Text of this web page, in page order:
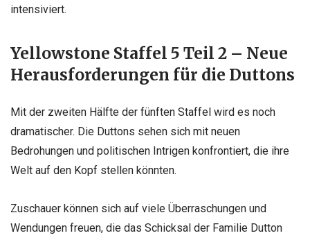
intensiviert.
Yellowstone Staffel 5 Teil 2 – Neue
Herausforderungen für die Duttons
Mit der zweiten Hälfte der fünften Staffel wird es noch
dramatischer. Die Duttons sehen sich mit neuen
Bedrohungen und politischen Intrigen konfrontiert, die ihre
Welt auf den Kopf stellen könnten.
Zuschauer können sich auf viele Überraschungen und
Wendungen freuen, die das Schicksal der Familie Dutton